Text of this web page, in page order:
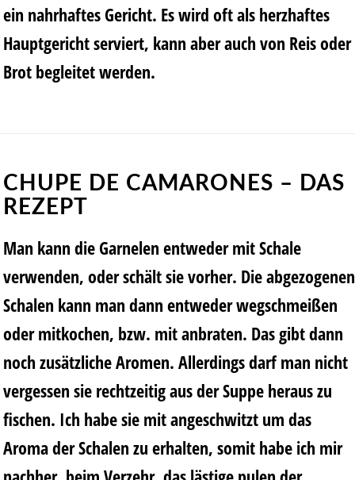
ein nahrhaftes Gericht. Es wird oft als herzhaftes
Hauptgericht serviert, kann aber auch von Reis oder
Brot begleitet werden.
CHUPE DE CAMARONES – DAS
REZEPT
Man kann die Garnelen entweder mit Schale
verwenden, oder schält sie vorher. Die abgezogenen
Schalen kann man dann entweder wegschmeißen
oder mitkochen, bzw. mit anbraten. Das gibt dann
noch zusätzliche Aromen. Allerdings darf man nicht
vergessen sie rechtzeitig aus der Suppe heraus zu
fischen. Ich habe sie mit angeschwitzt um das
Aroma der Schalen zu erhalten, somit habe ich mir